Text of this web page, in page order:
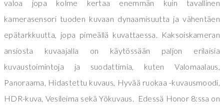
valoa jopa kolme kertaa enemmän kuin tavallinen
kamerasensori tuoden kuvaan dynaamisuutta ja vähentäen
epätarkkuutta, jopa pimeällä kuvattaessa. Kaksoiskameran
ansiosta kuvaajalla on käytössään paljon erilaisia
kuvaustoimintoja ja suodattimia, kuten Valomaalaus,
Panoraama, Hidastettu kuvaus, Hyvää ruokaa -kuvausmoodi,
HDR-kuva, Vesileima sekä Yökuvaus. Edessä Honor 8:ssa on